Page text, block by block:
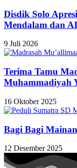
Disdik Solo
Mendalam dan AI
9 Juli 2026
Terima Tamu
Muhammadiyah
16 Oktober 2025
Bagi Bagi
12 Desember 2025